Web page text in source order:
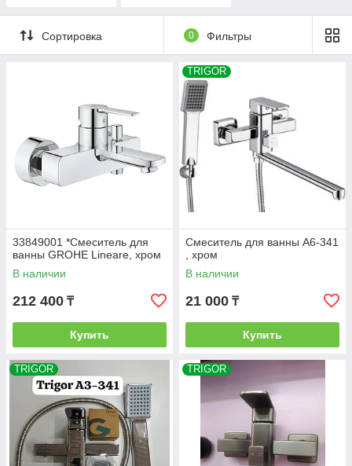
Сортировка 0 Фильтры
33849001 *Смеситель для
ванны GROHE Lineare, хром
В наличии
212 400 ₸
Купить
TRIGOR
Смеситель для ванны A6-341
, хром
В наличии
21 000 ₸
Купить
TRIGOR TRIGOR